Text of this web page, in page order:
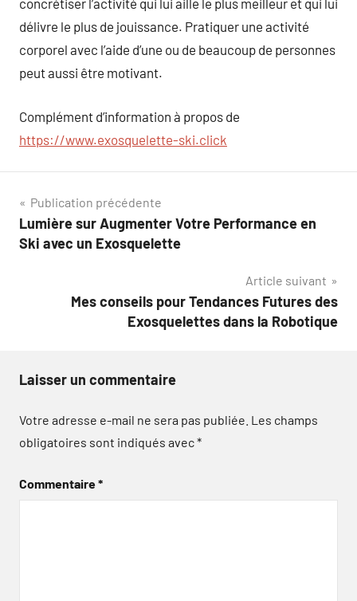
concrétiser l’activité qui lui aille le plus meilleur et qui lui
délivre le plus de jouissance. Pratiquer une activité
corporel avec l’aide d’une ou de beaucoup de personnes
peut aussi être motivant.
Complément d’information à propos de
https://www.exosquelette-ski.click
Navigation
de
Publication précédente
Lumière sur Augmenter Votre Performance en
Ski avec un Exosquelette
Article suivant
Mes conseils pour Tendances Futures des
Exosquelettes dans la Robotique
Laisser un commentaire
Votre adresse e-mail ne sera pas publiée. Les champs
obligatoires sont indiqués avec*
Commentaire*